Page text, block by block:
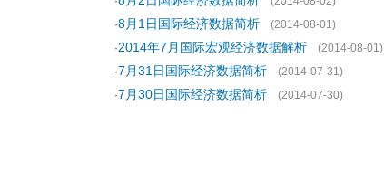
·8月1日国际经济数据简析
(2014-08-01)
·2014年7月国际宏观经济数据解析
(2014-08-01)
·7月31日国际经济数据简析
(2014-07-31)
·7月30日国际经济数据简析 (2014-07-30)